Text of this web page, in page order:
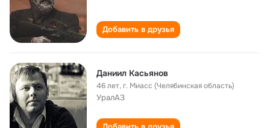
Добавить в друзья
Даниил Касьянов
46 лет,г. Миасс (Челябинская область)
УралАЗ